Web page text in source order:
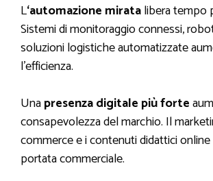
L‘automazione miratalibera tempo
Sistemi di monitoraggio connessi,
soluzioni logistiche automatizzate
l’efficienza.
Unapresenza digitale più forte
consapevolezza del marchio. Il
commerce e i contenuti didattici
portata commerciale.